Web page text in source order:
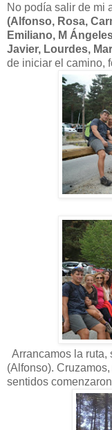
No podía salir de mi
(Alfonso, Rosa,
Emiliano, M
Javier, Lourdes,
de iniciar el camino,
Arrancamos la ruta,
(Alfonso).
sentidos